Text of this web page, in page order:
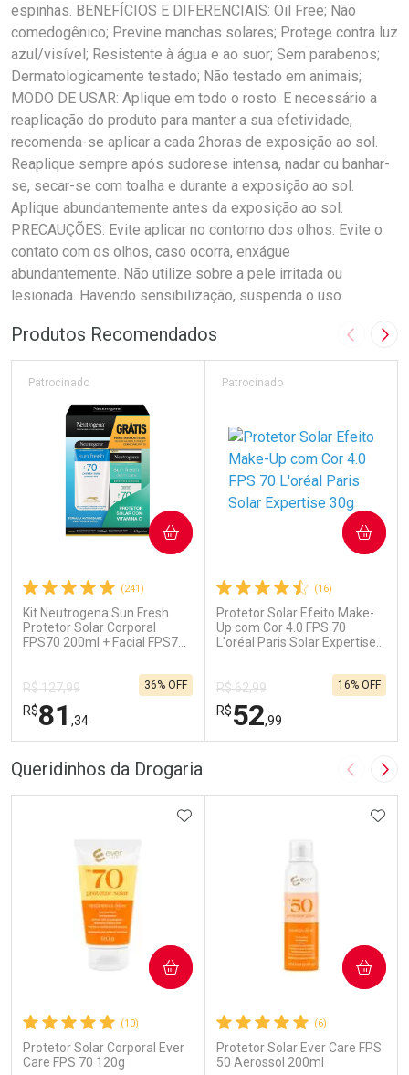
espinhas. BENEFÍCIOS E DIFERENCIAIS: Oil Free; Não
comedogênico; Previne manchas solares; Protege contra luz
azul/visível; Resistente à água e ao suor; Sem parabenos;
Dermatologicamente testado; Não testado em animais;
MODO DE USAR: Aplique em todo o rosto. É necessário a
reaplicação do produto para manter a sua efetividade,
recomenda-se aplicar a cada 2horas de exposição ao sol.
Reaplique sempre após sudorese intensa, nadar ou banhar-
se, secar-se com toalha e durante a exposição ao sol.
Aplique abundantemente antes da exposição ao sol.
PRECAUÇÕES: Evite aplicar no contorno dos olhos. Evite o
contato com os olhos, caso ocorra, enxágue
abundantemente. Não utilize sobre a pele irritada ou
lesionada. Havendo sensibilização, suspenda o uso.
Produtos Recomendados Imagem
(241)
Kit Neutrogena Sun Fresh
Protetor Solar Corporal
FPS70 200ml + Facial FPS70
Patrocinado
R$ 127,99
R$81 ,34
36% OFF
COMPRAR
Ativar Desconto
(16)
Protetor Solar Efeito Make-
Up com Cor 4.0 FPS 70
L'oréal Paris Solar Expertise
Patrocinado
R$ 62,99
R$52,99
16% OFF
COMPRAR
Ativar Desconto
Queridinhos da Drogaria Imagem
(10)
Protetor Solar Corporal Ever
Care FPS 70 120g
ADICIONAR AOS FAVORITOS
COMPRAR
(6)
Protetor Solar Ever Care FPS
50 Aerossol 200ml
COMPRAR